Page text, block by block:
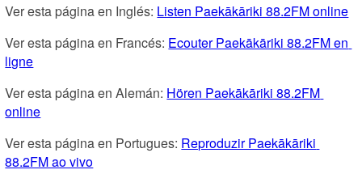
Ver esta página en Inglés: Listen Paekākāriki 88.2FM online
Ver esta página en Francés: Ecouter Paekākāriki 88.2FM en
ligne
Ver esta página en Alemán: Hören Paekākāriki 88.2FM
online
Ver esta página en Portugues: Reproduzir Paekākāriki
88.2FM ao vivo